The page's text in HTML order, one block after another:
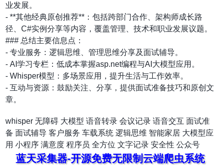
业发展。
- **其他经典原创推荐**：包括跨部门合作、架构师成长路
径、C#实例分享等内容，覆盖管理、技术和职业发展议题。
### 总结主要信息点：
- 专业服务：逻辑思维、管理思维分享及面试辅导。
- AI学习专栏：低成本掌握asp.net编程与AI大模型应用。
- Whisper模型：多场景应用，提升生活与工作效率。
- 互动与资源：鼓励关注、分享，提供面试准备技巧和原创文
章。
whisper 无障碍 大模型 语音转录 会议记录 语音交互 面试准
备 面试辅导 客户服务 车载系统 逻辑思维 智能家居 大模型应
用 小程序 满意度 程序员 全方位 文字记录 安全性 公众号
蓝天采集器-开源免费无限制云端爬虫系统